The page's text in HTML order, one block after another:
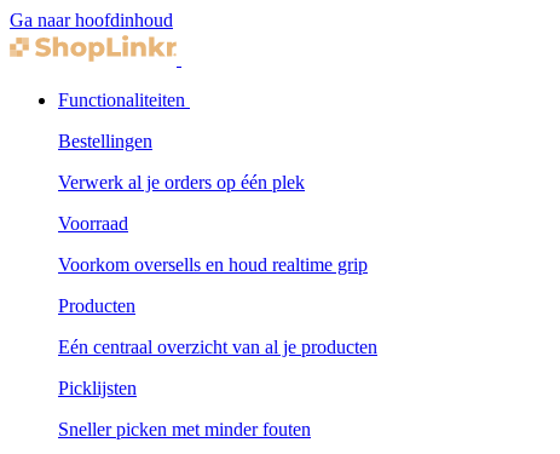
Ga naar hoofdinhoud
Functionaliteiten
Bestellingen
Verwerk al je orders op één plek
Voorraad
Voorkom oversells en houd realtime grip
Producten
Eén centraal overzicht van al je producten
Picklijsten
Sneller picken met minder fouten